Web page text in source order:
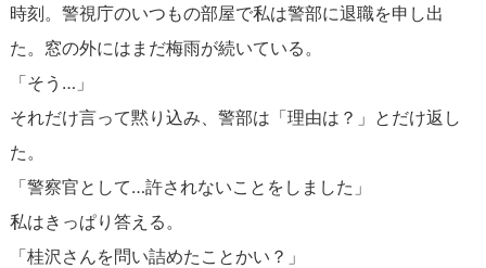
時刻。警視庁のいつもの部屋で私は警部に退職を申し出
た。窓の外にはまだ梅雨が続いている。
「そう…」
それだけ言って黙り込み、警部は「理由は？」とだけ返し
た。
「警察官として…許されないことをしました」
私はきっぱり答える。
「桂沢さんを問い詰めたことかい？」